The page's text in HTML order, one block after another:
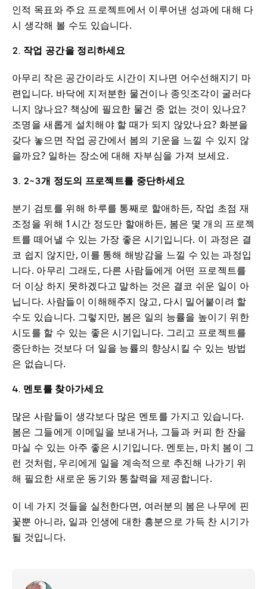
인적 목표와 주요 프로젝트에서 이루어낸 성과에 대해 다
시 생각해 볼 수도 있습니다.
2. 작업 공간을 정리하세요
아무리 작은 공간이라도 시간이 지나면 어수선해지기 마
련입니다. 바닥에 지저분한 물건이나 종잇조각이 굴러다
니지 않나요? 책상에 필요한 물건 중 없는 것이 있나요?
조명을 새롭게 설치해야 할 때가 되지 않았나요? 화분을
갖다 놓으면 작업 공간에서 봄의 기운을 느낄 수 있지 않
을까요? 일하는 장소에 대해 자부심을 가져 보세요.
3. 2~3개 정도의 프로젝트를 중단하세요
분기 검토를 위해 하루를 통째로 할애하든, 작업 초점 재
조정을 위해 1시간 정도만 할애하든, 봄은 몇 개의 프로젝
트를 떼어낼 수 있는 가장 좋은 시기입니다. 이 과정은 결
코 쉽지 않지만, 이를 통해 해방감을 느낄 수 있는 과정입
니다. 아무리 그래도, 다른 사람들에게 어떤 프로젝트를
더 이상 하지 못하겠다고 말하는 것은 결코 쉬운 일이 아
닙니다. 사람들이 이해해주지 않고, 다시 밀어붙이려 할
수도 있습니다. 그렇지만, 봄은 일의 능률을 높이기 위한
시도를 할 수 있는 좋은 시기입니다. 그리고 프로젝트를
중단하는 것보다 더 일을 능률의 향상시킬 수 있는 방법
은 없습니다.
4. 멘토를 찾아가세요
많은 사람들이 생각보다 많은 멘토를 가지고 있습니다.
봄은 그들에게 이메일을 보내거나, 그들과 커피 한 잔을
마실 수 있는 아주 좋은 시기입니다. 멘토는, 마치 봄이 그
런 것처럼, 우리에게 일을 계속적으로 추진해 나가기 위
해 필요한 새로운 동기와 통찰력을 제공합니다.
이 네 가지 것들을 실천한다면, 여러분의 봄은 나무에 핀
꽃뿐 아니라, 일과 인생에 대한 흥분으로 가득 찬 시기가
될 것입니다.